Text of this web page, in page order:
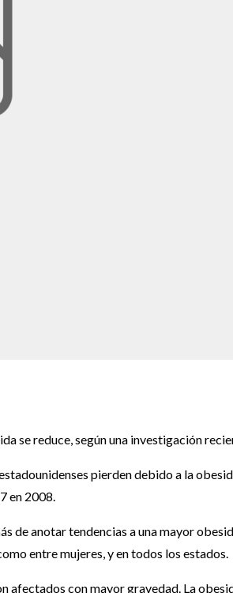
se reduce, según una investigación
pierden debido a la
en 2008.
de anotar tendencias a una mayor
entre mujeres, y en todos los estados.
afectados con mayor gravedad. La